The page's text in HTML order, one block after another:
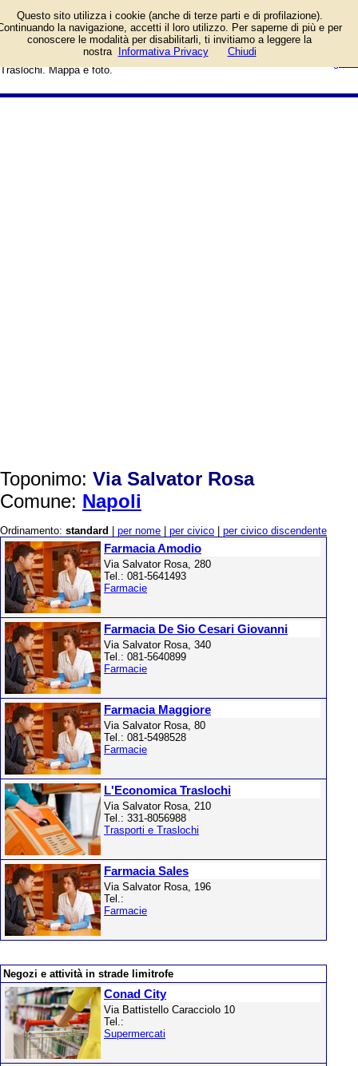
in Via Salvator Rosa a Napoli. Tra
le attività: Farmacia Amodio,
Farmacia De Sio Cesari Giovanni,
Farmacia Maggiore, L'Economica
Traslochi. Mappa e foto.
Toponimo: Via Salvator Rosa
Comune: Napoli
Ordinamento: standard per nome per civico per civico discendente
Farmacia Amodio
Via Salvator Rosa, 280
Tel.: 081-5641493
Farmacie
Farmacia De Sio Cesari Giovanni
Via Salvator Rosa, 340
Tel.: 081-5640899
Farmacie
Farmacia Maggiore
Via Salvator Rosa, 80
Tel.: 081-5498528
Farmacie
L'Economica Traslochi
Via Salvator Rosa, 210
Tel.: 331-8056988
Trasporti e Traslochi
Farmacia Sales
Via Salvator Rosa, 196
Tel.:
Farmacie
Negozi e attività in strade limitrofe
Conad City
Via Battistello Caracciolo 10
Tel.:
Supermercati
Questo sito utilizza i cookie (anche di terze parti e di profilazione).
la navigazione, accetti il loro utilizzo. Per saperne di più e per
conoscere le modalità per disabilitarli, ti invitiamo a leggere la
nostra
Informativa Privacy Chiudi